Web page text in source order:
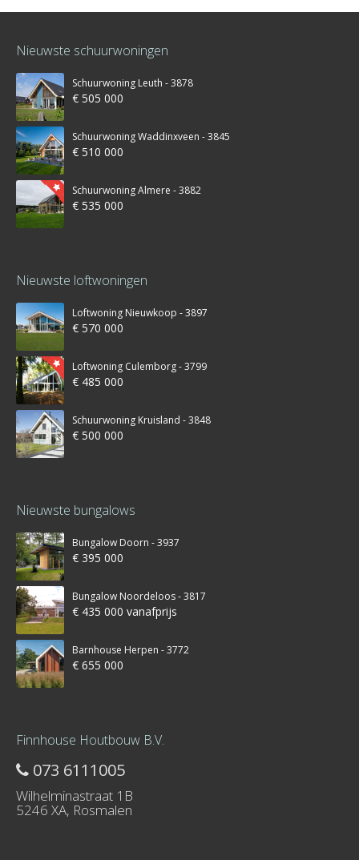
Nieuwste schuurwoningen
Schuurwoning Leuth - 3878
€ 505 000
Schuurwoning Waddinxveen - 3845
€ 510 000
Schuurwoning Almere - 3882
€ 535 000
Nieuwste loftwoningen
Loftwoning Nieuwkoop - 3897
€ 570 000
Loftwoning Culemborg - 3799
€ 485 000
Schuurwoning Kruisland - 3848
€ 500 000
Nieuwste bungalows
Bungalow Doorn - 3937
€ 395 000
Bungalow Noordeloos - 3817
€ 435 000 vanafprijs
Barnhouse Herpen - 3772
€ 655 000
Finnhouse Houtbouw B.V.
073 6111005
Wilhelminastraat 1B
5246 XA, Rosmalen